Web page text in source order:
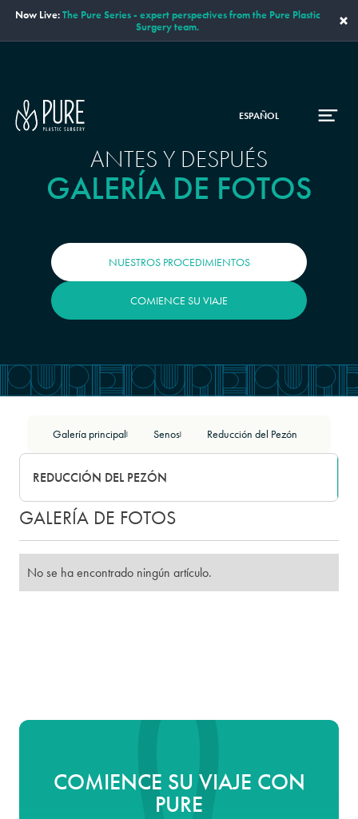
Now Live:The Pure Series - expert perspectives from the Pure Plastic
Surgery team.
×
ESPAÑOL
ANTES Y DESPUÉS
GALERÍA DE FOTOS
NUESTROS PROCEDIMIENTOS
COMIENCE SU VIAJE
Galería principal Senos Reducción del Pezón
REDUCCIÓN DEL PEZÓN
GALERÍA DE FOTOS
No se ha encontrado ningún artículo.
COMIENCE SU VIAJE CON
PURE